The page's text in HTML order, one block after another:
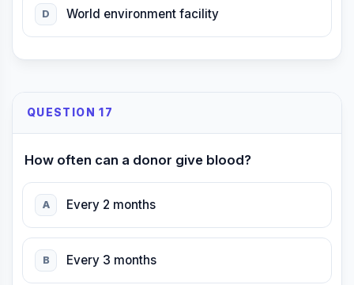
D World environment facility
QUESTION 17
How often can a donor give blood?
A Every 2 months
B Every 3 months